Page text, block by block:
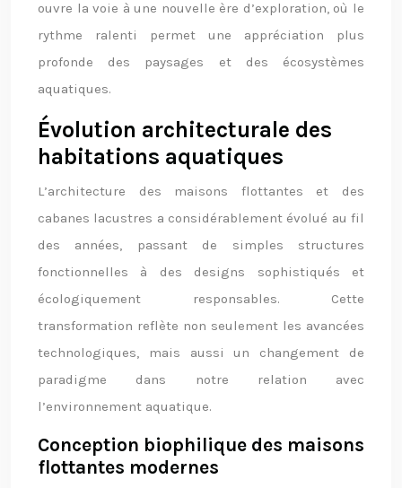
ouvre la voie à une nouvelle ère d’exploration, où le
rythme ralenti permet une appréciation plus
profonde des paysages et des écosystèmes
aquatiques.
Évolution architecturale des
habitations aquatiques
L’architecture des maisons flottantes et des
cabanes lacustres a considérablement évolué au fil
des années, passant de simples structures
fonctionnelles à des designs sophistiqués et
écologiquement responsables. Cette
transformation reflète non seulement les avancées
technologiques, mais aussi un changement de
paradigme dans notre relation avec
l’environnement aquatique.
Conception biophilique des maisons
flottantes modernes